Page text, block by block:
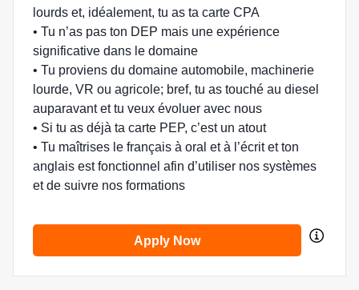
lourds et, idéalement, tu as ta carte CPA
• Tu n’as pas ton DEP mais une expérience
significative dans le domaine
• Tu proviens du domaine automobile, machinerie
lourde, VR ou agricole; bref, tu as touché au diesel
auparavant et tu veux évoluer avec nous
• Si tu as déjà ta carte PEP, c’est un atout
• Tu maîtrises le français à oral et à l’écrit et ton
anglais est fonctionnel afin d’utiliser nos systèmes
et de suivre nos formations
Apply Now